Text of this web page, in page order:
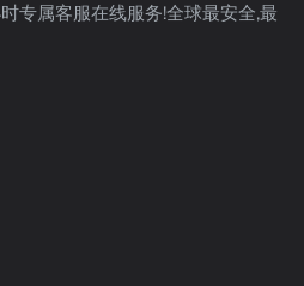
专属客服在线服务!全球最安全,最